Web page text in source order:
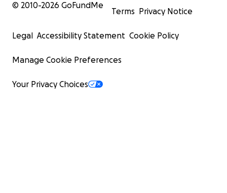
© 2010-2026 GoFundMe
Terms Privacy Notice
Legal Accessibility Statement Cookie Policy
Manage Cookie Preferences
Your Privacy Choices